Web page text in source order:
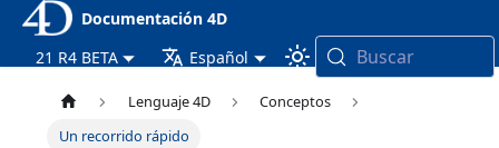
Documentación 4D
21 R4 BETA
Español Buscar
Lenguaje 4D
Conceptos
Un recorrido rápido